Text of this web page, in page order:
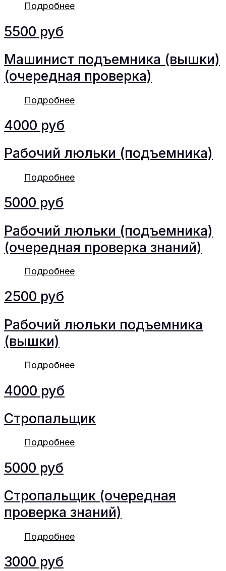
Подробнее
5500 руб
Машинист подъемника (вышки)
(очередная проверка)
Подробнее
4000 руб
Рабочий люльки (подъемника)
Подробнее
5000 руб
Рабочий люльки (подъемника)
(очередная проверка знаний)
Подробнее
2500 руб
Рабочий люльки подъемника
(вышки)
Подробнее
4000 руб
Стропальщик
Подробнее
5000 руб
Стропальщик (очередная
проверка знаний)
Подробнее
3000 руб